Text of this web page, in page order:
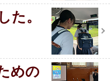
た。
めの